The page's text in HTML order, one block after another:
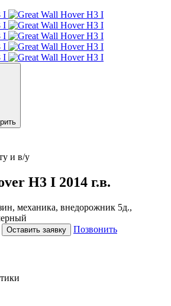
и в/у
H3 I 2014 г.в.
механика, внедорожник 5д.,
Оставить заявку
Позвонить